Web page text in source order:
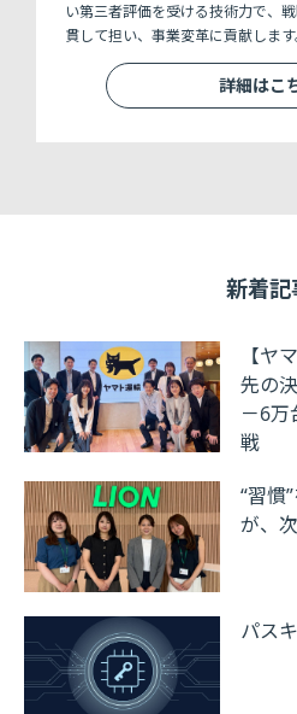
新着記
【ヤ
先の
－6万
戦
“習慣
が、
パス
い第三者評価を受ける技術力で、
貫して担い、事業変革に貢献します
詳細はこ